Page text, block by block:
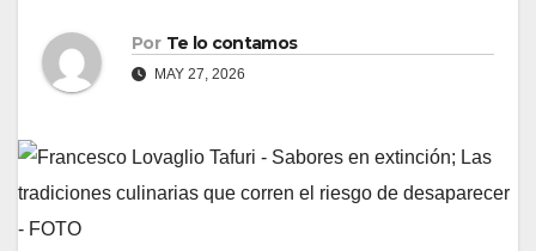
Por Te lo contamos
MAY 27, 2026